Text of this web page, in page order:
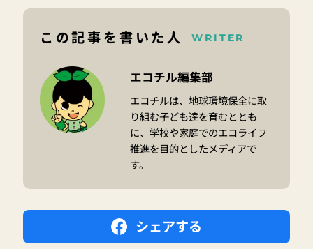
この記事を書いた人 WRITER
エコチル編集部
エコチルは、地球環境保全に取
り組む子ども達を育むととも
に、学校や家庭でのエコライフ
推進を目的としたメディアで
す。
シェアする